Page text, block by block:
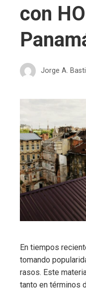
con
Jorge A.
En tiempos
tomando
rasos. Este
tanto en términos